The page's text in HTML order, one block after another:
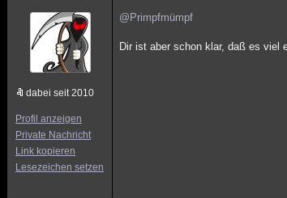
dabei seit 2010
Profil anzeigen
Private Nachricht
Link kopieren
Lesezeichen setzen
@Primpfmümpf
Dir ist aber schon klar, daß es viel